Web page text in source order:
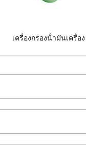
เครื่องกรองน้ํามันเครื่อง